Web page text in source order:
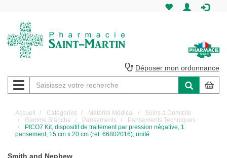
Martin
Pharmacie
Saint-
Martin
Déposer mon ordonnance
Navigation
Accueil Catégories Matériel Médical
Soins à Domicile
Gamme Blanche
Pansements
Pansements Techniques
PICO7 Kit, dispositif de traitement par pression négative, 1
pansement, 15 cm x 20 cm (ref. 66802016), unité
Smith and Nephew